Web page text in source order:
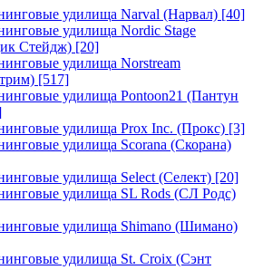
удилища Narval (Нарвал) [40]
удилища Nordic Stage
Стейдж) [20]
удилища Norstream
[517]
удилища Pontoon21 (Пантун
удилища Prox Inc. (Прокс) [3]
удилища Scorana (Скорана)
удилища Select (Селект) [20]
удилища SL Rods (СЛ Родс)
удилища Shimano (Шимано)
удилища St. Croix (Сэнт